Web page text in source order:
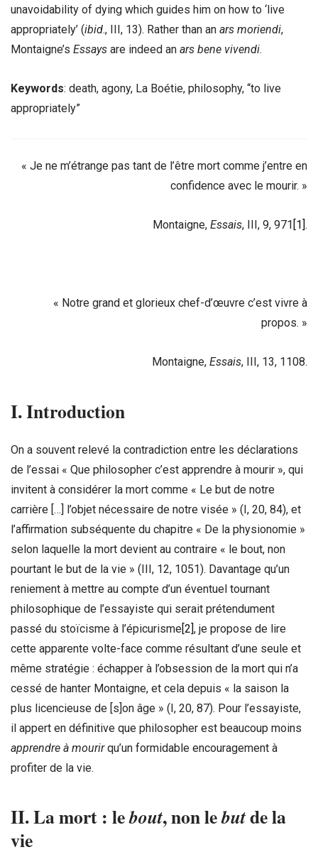
unavoidability of dying which guides him on how to ‘live
appropriately’ (ibid., III, 13). Rather than an ars moriendi,
Montaigne’s Essays are indeed an ars bene vivendi.
Keywords: death, agony, La Boétie, philosophy, “to live
appropriately”
« Je ne m’étrange pas tant de l’être mort comme j’entre en
confidence avec le mourir. »
Montaigne, Essais, III, 9, 971 [1].
« Notre grand et glorieux chef-d’œuvre c’est vivre à
propos. »
Montaigne, Essais, III, 13, 1108.
I. Introduction
On a souvent relevé la contradiction entre les déclarations
de l’essai « Que philosopher c’est apprendre à mourir », qui
invitent à considérer la mort comme « Le but de notre
carrière […] l’objet nécessaire de notre visée » (I, 20, 84), et
l’affirmation subséquente du chapitre « De la physionomie »
selon laquelle la mort devient au contraire « le bout, non
pourtant le but de la vie » (III, 12, 1051). Davantage qu’un
reniement à mettre au compte d’un éventuel tournant
philosophique de l’essayiste qui serait prétendument
passé du stoïcisme à l’épicurisme[2], je propose de lire
cette apparente volte-face comme résultant d’une seule et
même stratégie : échapper à l’obsession de la mort qui n’a
cessé de hanter Montaigne, et cela depuis « la saison la
plus licencieuse de [s]on âge » (I, 20, 87). Pour l’essayiste,
il appert en définitive que philosopher est beaucoup moins
apprendre à mourirqu’un formidable encouragement à
profiter de la vie.
II. La mort : lebout, non lebutde la
vie